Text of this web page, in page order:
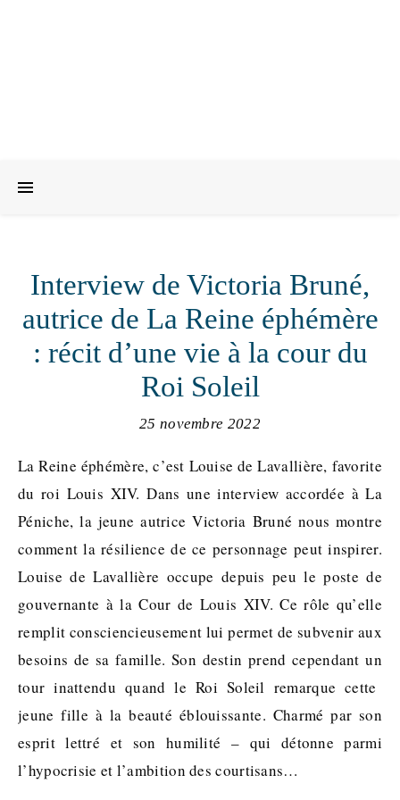
Interview de Victoria Bruné,
autrice de La Reine éphémère
: récit d’une vie à la cour du
Roi Soleil
25 novembre 2022
La Reine éphémère, c’est Louise de Lavallière, favorite
du roi Louis XIV. Dans une interview accordée à La
Péniche, la jeune autrice Victoria Bruné nous montre
comment la résilience de ce personnage peut inspirer.
Louise de Lavallière occupe depuis peu le poste de
gouvernante à la Cour de Louis XIV. Ce rôle qu’elle
remplit consciencieusement lui permet de subvenir aux
besoins de sa famille. Son destin prend cependant un
tour inattendu quand le Roi Soleil remarque cette
jeune fille à la beauté éblouissante. Charmé par son
esprit lettré et son humilité – qui détonne parmi
l’hypocrisie et l’ambition des courtisans…